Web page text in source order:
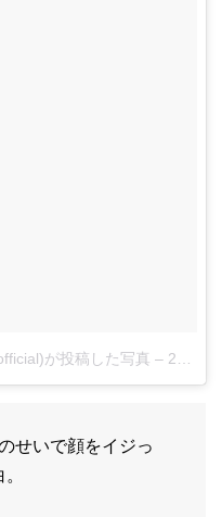
が投稿した写真 – 2015 11月 19 9:05午後 PST
せいで顔をイジっ